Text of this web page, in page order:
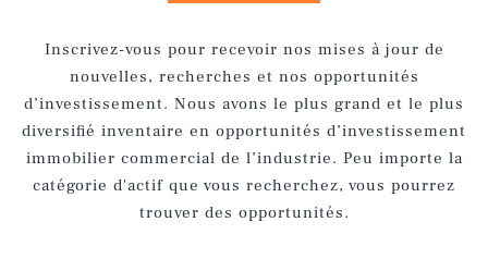
Inscrivez-vous pour recevoir nos mises à jour de
nouvelles, recherches et nos opportunités
d’investissement. Nous avons le plus grand et le plus
diversifié inventaire en opportunités d’investissement
immobilier commercial de l’industrie. Peu importe la
catégorie d'actif que vous recherchez, vous pourrez
trouver des opportunités.